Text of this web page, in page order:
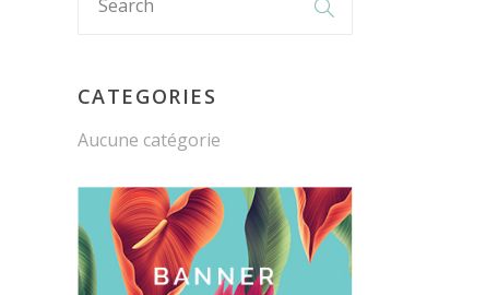
CATEGORIES
Aucune catégorie